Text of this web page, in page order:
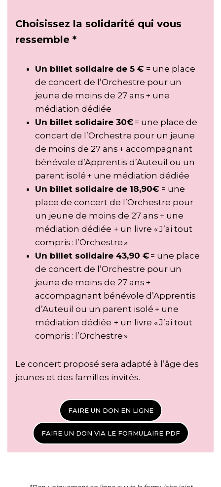
Choisissez la solidarité qui vous
ressemble *
Un billet solidaire de 5 € = une place
de concert de l’Orchestre pour un
jeune de moins de 27 ans + une
médiation dédiée
Un billet solidaire 30€ = une place de
concert de l’Orchestre pour un jeune
de moins de 27 ans + accompagnant
bénévole d’Apprentis d’Auteuil ou un
parent isolé + une médiation dédiée
Un billet solidaire de 18,90€ = une
place de concert de l’Orchestre pour
un jeune de moins de 27 ans + une
médiation dédiée + un livre « J’ai tout
compris : l’Orchestre »
Un billet solidaire 43,90 € = une place
de concert de l’Orchestre pour un
jeune de moins de 27 ans +
accompagnant bénévole d’Apprentis
d’Auteuil ou un parent isolé + une
médiation dédiée + un livre « J’ai tout
compris : l’Orchestre »
Le concert proposé sera adapté à l’âge des
jeunes et des familles invités.
FAIRE UN DON EN LIGNE
FAIRE UN DON VIA LE FORMULAIRE PDF